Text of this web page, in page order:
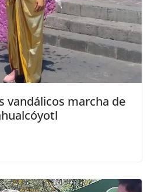
vandálicos marcha de